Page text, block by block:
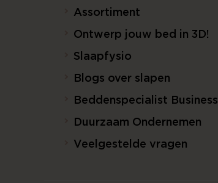
Assortiment
Ontwerp jouw bed in 3D!
Slaapfysio
Blogs over slapen
Beddenspecialist Business
Duurzaam Ondernemen
Veelgestelde vragen